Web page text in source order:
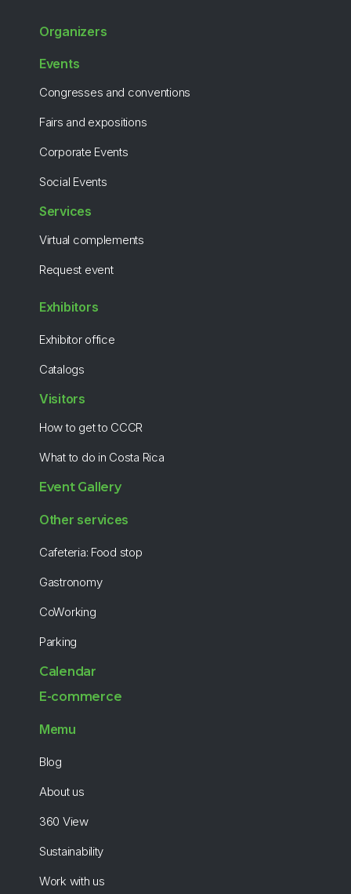
Organizers
Events
Congresses and conventions
Fairs and expositions
Corporate Events
Social Events
Services
Virtual complements
Request event
Exhibitors
Exhibitor office
Catalogs
Visitors
How to get to CCCR
What to do in Costa Rica
Event Gallery
Other services
Cafeteria: Food stop
Gastronomy
CoWorking
Parking
Calendar
E-commerce
Memu
Blog
About us
360 View
Sustainability
Work with us